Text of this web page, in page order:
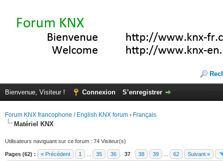
Bienvenue, Visiteur ! Connexion S’enregistrer
Forum KNX francophone / English KNX forum › Français
Matériel KNX
Utilisateurs naviguant sur ce forum : 74 Visiteur(s)
Pages (62) : « Précédent 1 35 36 37 38 39 62 Suivant »